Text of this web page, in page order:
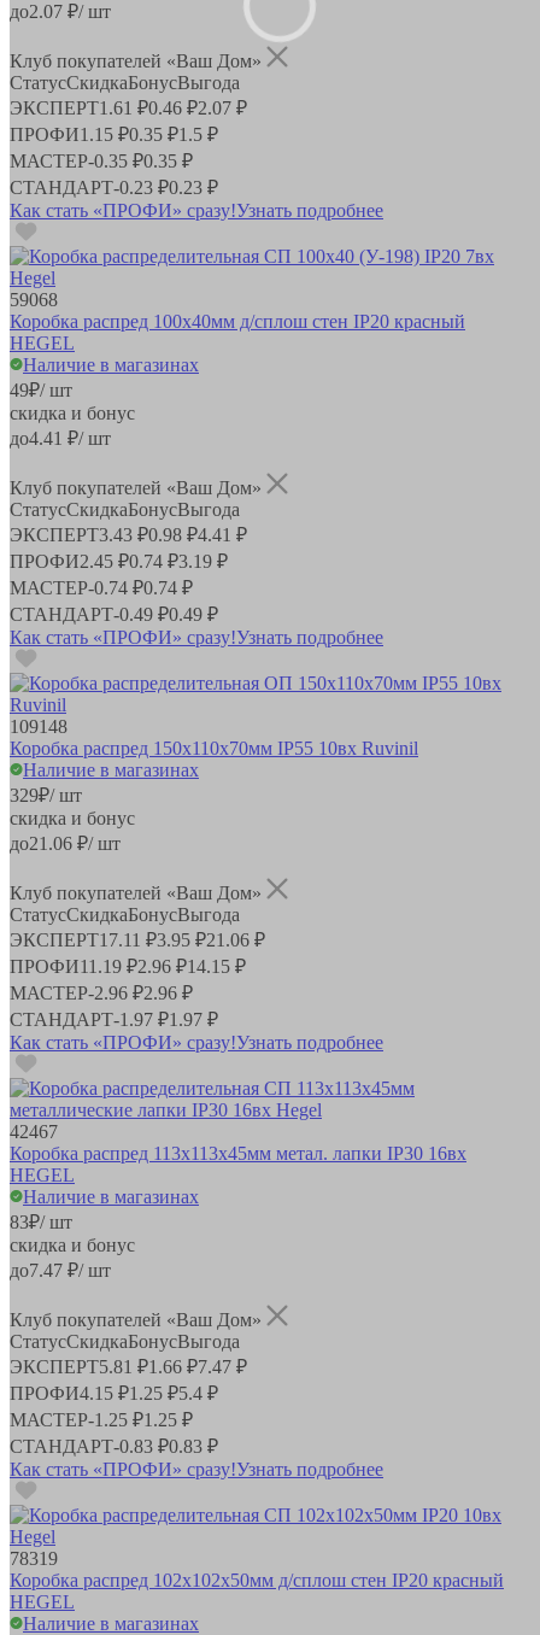
до2.07 ₽/ шт
Клуб покупателей «Ваш Дом»
СтатусСкидкаБонусВыгода
ЭКСПЕРТ1.61 ₽0.46 ₽2.07 ₽
ПРОФИ1.15 ₽0.35 ₽1.5 ₽
МАСТЕР-0.35 ₽0.35 ₽
СТАНДАРТ-0.23 ₽0.23 ₽
Как стать «ПРОФИ» сразу!Узнать подробнее
59068
Коробка распред 100х40мм д/сплош стен IP20 красный
HEGEL
Наличие в магазинах
49₽/ шт
скидка и бонус
до4.41 ₽/ шт
Клуб покупателей «Ваш Дом»
СтатусСкидкаБонусВыгода
ЭКСПЕРТ3.43 ₽0.98 ₽4.41 ₽
ПРОФИ2.45 ₽0.74 ₽3.19 ₽
МАСТЕР-0.74 ₽0.74 ₽
СТАНДАРТ-0.49 ₽0.49 ₽
Как стать «ПРОФИ» сразу!Узнать подробнее
109148
Коробка распред 150х110х70мм IP55 10вх Ruvinil
Наличие в магазинах
329₽/ шт
скидка и бонус
до21.06 ₽/ шт
Клуб покупателей «Ваш Дом»
СтатусСкидкаБонусВыгода
ЭКСПЕРТ17.11 ₽3.95 ₽21.06 ₽
ПРОФИ11.19 ₽2.96 ₽14.15 ₽
МАСТЕР-2.96 ₽2.96 ₽
СТАНДАРТ-1.97 ₽1.97 ₽
Как стать «ПРОФИ» сразу!Узнать подробнее
42467
Коробка распред 113х113х45мм метал. лапки IP30 16вх
HEGEL
Наличие в магазинах
83₽/ шт
скидка и бонус
до7.47 ₽/ шт
Клуб покупателей «Ваш Дом»
СтатусСкидкаБонусВыгода
ЭКСПЕРТ5.81 ₽1.66 ₽7.47 ₽
ПРОФИ4.15 ₽1.25 ₽5.4 ₽
МАСТЕР-1.25 ₽1.25 ₽
СТАНДАРТ-0.83 ₽0.83 ₽
Как стать «ПРОФИ» сразу!Узнать подробнее
78319
Коробка распред 102х102х50мм д/сплош стен IP20 красный
HEGEL
Наличие в магазинах